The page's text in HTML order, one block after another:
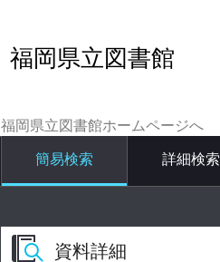
福岡県立図書館
福岡県立図書館ホームページへ
簡易検索 詳細検索
資料詳細